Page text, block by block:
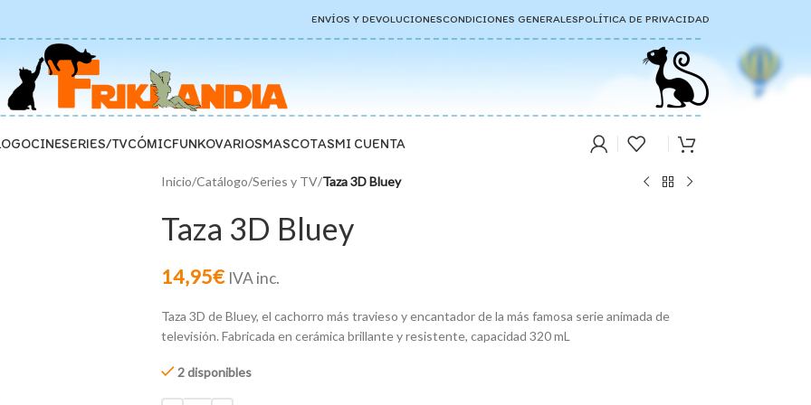
ENVÍOS Y DEVOLUCIONESCONDICIONES GENERALESPOLÍTICA DE PRIVACIDAD
CINESERIES/TVCÓMICFUNKOVARIOSMASCOTASMI CUENTA
Inicio/Catálogo/Series y TV/Taza 3D Bluey
Taza 3D Bluey
14,95€ IVA inc.
Taza 3D de Bluey, el cachorro más travieso y encantador de la más famosa serie animada de
televisión. Fabricada en cerámica brillante y resistente, capacidad 320 mL
2 disponibles